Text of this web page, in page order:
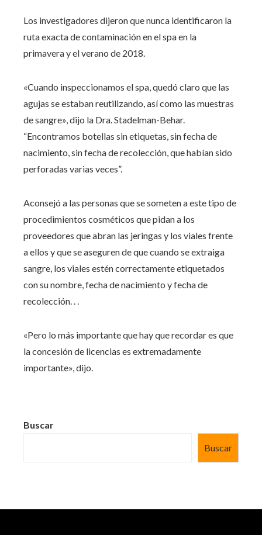
Los investigadores dijeron que nunca identificaron la
ruta exacta de contaminación en el spa en la
primavera y el verano de 2018.
«Cuando inspeccionamos el spa, quedó claro que las
agujas se estaban reutilizando, así como las muestras
de sangre», dijo la Dra. Stadelman-Behar.
“Encontramos botellas sin etiquetas, sin fecha de
nacimiento, sin fecha de recolección, que habían sido
perforadas varias veces”.
Aconsejó a las personas que se someten a este tipo de
procedimientos cosméticos que pidan a los
proveedores que abran las jeringas y los viales frente
a ellos y que se aseguren de que cuando se extraiga
sangre, los viales estén correctamente etiquetados
con su nombre, fecha de nacimiento y fecha de
recolección. . .
«Pero lo más importante que hay que recordar es que
la concesión de licencias es extremadamente
importante», dijo.
Buscar
Buscar